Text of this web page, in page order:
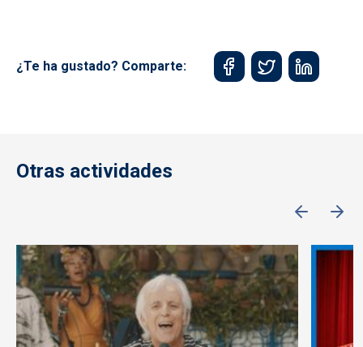
¿Te ha gustado? Comparte:
Otras actividades